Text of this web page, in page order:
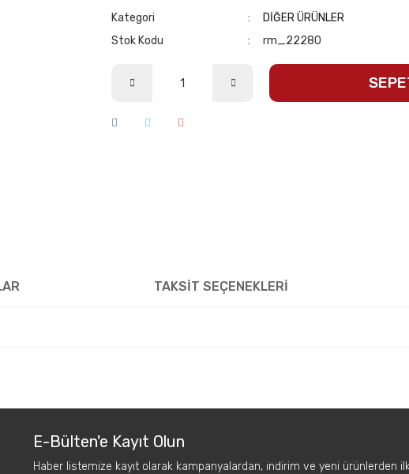
Kategori
DİĞER ÜRÜNLER
Stok Kodu
rm_22280
TAKSİT SEÇENEKLERİ
Yorum Yaz
E-Bülten'e Kayıt Olun
Haber listemize kayıt olarak kampanyalardan, indirim ve yeni ürünlerden